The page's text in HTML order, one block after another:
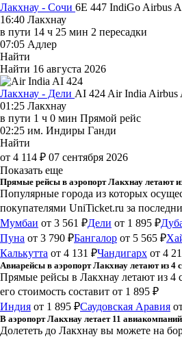
Лакхнау - Сочи 6E 447 IndiGo Airbus
16:40 Лакхнау
в пути 14 ч 25 мин 2 пересадки
07:05 Адлер
Найти
Найти 16 августа 2026
Лакхнау - Дели AI 424 Air India Airbus
01:25 Лакхнау
в пути 1 ч 0 мин Прямой рейс
02:25 им. Индиры Ганди
Найти
от 4 114 ₽ 07 сентября 2026
Показать еще
Прямые рейсы в аэропорт Лакхнау летают
Популярные города из которых
покупателями UniTicket.ru за
Мумбаи от 3 561 ₽Дели от 1 895 ₽
Пуна от 3 790 ₽Бангалор от 5 565 ₽
Калькутта от 4 131 ₽Чандигарх от 4
Авиарейсы в аэропорт Лакхнау летают из 4
Прямые рейсы в Лакхнау летают из
его стоимость составит от 1 895 ₽
Индия от 1 895 ₽Саудовская Аравия
В аэропорт Лакхнау летает 11 авиакомпаний
Долететь до Лакхнау вы можете на